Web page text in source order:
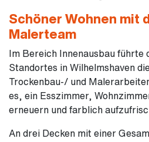
Schöner Wohnen mit
Malerteam
Im Bereich Innenausbau führte
Standortes in Wilhelmshaven
Trockenbau-/ und
es, ein Esszimmer,
erneuern und farblich
An drei Decken mit einer